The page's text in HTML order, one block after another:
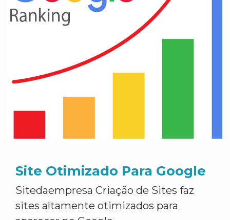
Site Otimizado Para Google
Sitedaempresa Criação de Sites faz
sites altamente otimizados para